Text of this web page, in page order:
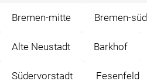
Bremen-mitte Bremen-süd
Alte Neustadt Barkhof
Südervorstadt Fesenfeld